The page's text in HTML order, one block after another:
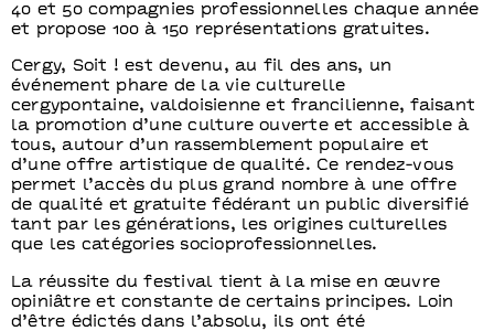
40 et 50 compagnies professionnelles chaque année
et propose 100 à 150 représentations gratuites.
Cergy, Soit ! est devenu, au fil des ans, un
événement phare de la vie culturelle
cergypontaine, valdoisienne et francilienne, faisant
la promotion d’une culture ouverte et accessible à
tous, autour d’un rassemblement populaire et
d’une offre artistique de qualité. Ce rendez-vous
permet l’accès du plus grand nombre à une offre
de qualité et gratuite fédérant un public diversifié
tant par les générations, les origines culturelles
que les catégories socioprofessionnelles.
La réussite du festival tient à la mise en œuvre
opiniâtre et constante de certains principes. Loin
d’être édictés dans l’absolu, ils ont été